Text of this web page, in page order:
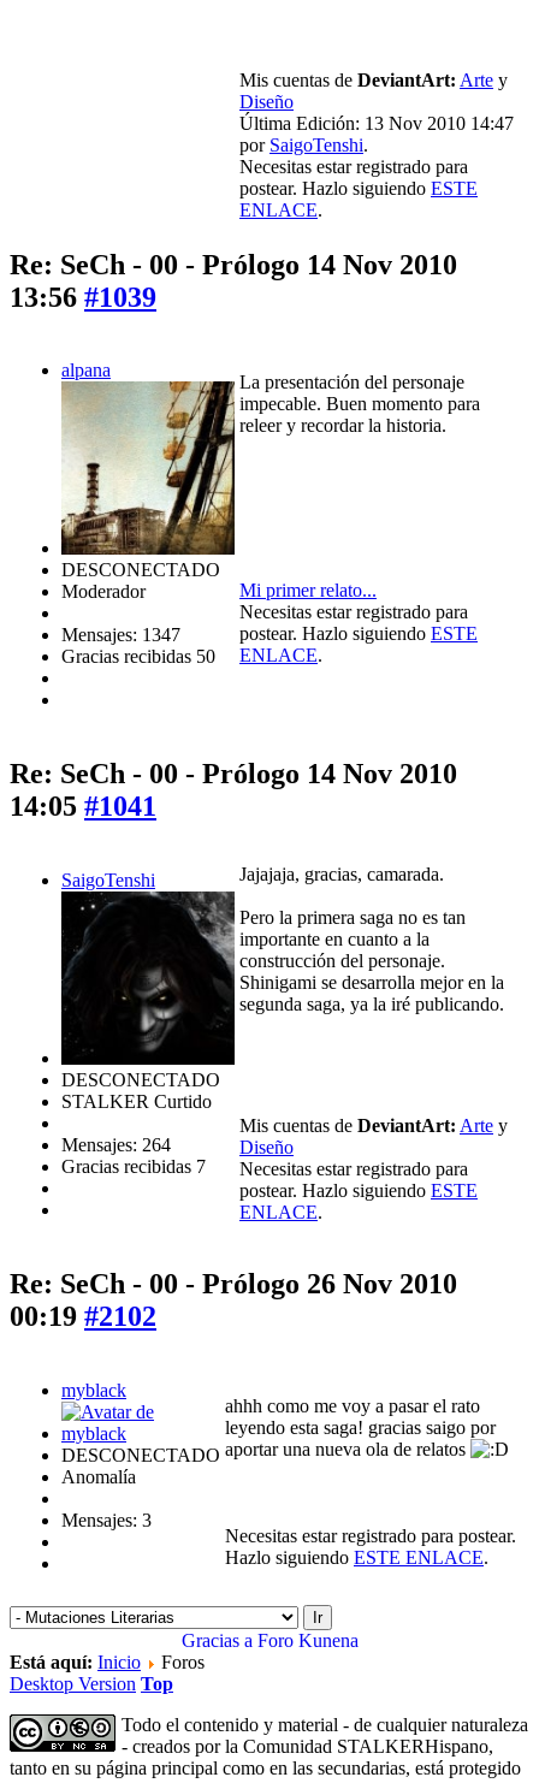
Mis cuentas de DeviantArt: Arte y
Diseño
Última Edición: 13 Nov 2010 14:47
por SaigoTenshi.
Necesitas estar registrado para
postear. Hazlo siguiendo ESTE
ENLACE.
Re: SeCh - 00 - Prólogo 14 Nov 2010
13:56 #1039
alpana
DESCONECTADO
Moderador
Mensajes: 1347
Gracias recibidas 50
La presentación del personaje
impecable. Buen momento para
releer y recordar la historia.
Mi primer relato...
Necesitas estar registrado para
postear. Hazlo siguiendo ESTE
ENLACE.
Re: SeCh - 00 - Prólogo 14 Nov 2010
14:05 #1041
SaigoTenshi
DESCONECTADO
STALKER Curtido
Mensajes: 264
Gracias recibidas 7
Jajajaja, gracias, camarada.
Pero la primera saga no es tan
importante en cuanto a la
construcción del personaje.
Shinigami se desarrolla mejor en la
segunda saga, ya la iré publicando.
Mis cuentas de DeviantArt: Arte y
Diseño
Necesitas estar registrado para
postear. Hazlo siguiendo ESTE
ENLACE.
Re: SeCh - 00 - Prólogo 26 Nov 2010
00:19 #2102
myblack
DESCONECTADO
Anomalía
Mensajes: 3
ahhh como me voy a pasar el rato
leyendo esta saga! gracias saigo por
aportar una nueva ola de relatos
Necesitas estar registrado para postear.
Hazlo siguiendo ESTE ENLACE.
Gracias a Foro Kunena
Está aquí: Inicio
Foros
Desktop Version Top
Todo el contenido y material - de cualquier naturaleza
- creados por la Comunidad STALKERHispano,
tanto en su página principal como en las secundarias, está protegido